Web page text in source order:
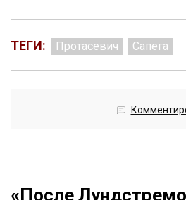
ТЕГИ: Протасевич Сапега
«После